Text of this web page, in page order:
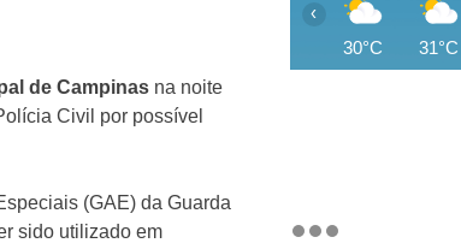
de Campinas na noite
Civil por possível
(GAE) da Guarda
sido utilizado em
30°C 31°C
‹